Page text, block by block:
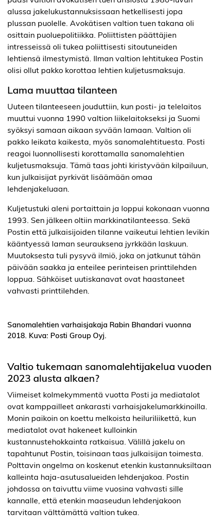
alussa jakelukustannuksissaan hetkellisesti jopa
plussan puolelle. Avokätisen valtion tuen takana oli
osittain puoluepolitiikka. Poliittisten päättäjien
intresseissä oli tukea poliittisesti sitoutuneiden
lehtiensä ilmestymistä. Ilman valtion lehtitukea Postin
olisi ollut pakko korottaa lehtien kuljetusmaksuja.
Lama muuttaa tilanteen
Uuteen tilanteeseen jouduttiin, kun posti- ja telelaitos
muuttui vuonna 1990 valtion liikelaitokseksi ja Suomi
syöksyi samaan aikaan syvään lamaan. Valtion oli
pakko leikata kaikesta, myös sanomalehtituesta. Posti
reagoi luonnollisesti korottamalla sanomalehtien
kuljetusmaksuja. Tämä taas johti kiristyvään kilpailuun,
kun julkaisijat pyrkivät lisäämään omaa
lehdenjakeluaan.
Kuljetustuki aleni portaittain ja loppui kokonaan vuonna
1993. Sen jälkeen oltiin markkinatilanteessa. Sekä
Postin että julkaisijoiden tilanne vaikeutui lehtien levikin
kääntyessä laman seurauksena jyrkkään laskuun.
Muutoksesta tuli pysyvä ilmiö, joka on jatkunut tähän
päivään saakka ja enteilee perinteisen printtilehden
loppua. Sähköiset uutiskanavat ovat haastaneet
vahvasti printtilehden.
Sanomalehtien varhaisjakaja Rabin Bhandari vuonna
2018. Kuva: Posti Group Oyj.
Valtio tukemaan sanomalehtijakelua vuoden
2023 alusta alkaen?
Viimeiset kolmekymmentä vuotta Posti ja mediatalot
ovat kamppailleet ankarasti varhaisjakelumarkkinoilla.
Monin paikoin on koettu melkoista heiluriliikettä, kun
mediatalot ovat hakeneet kulloinkin
kustannustehokkainta ratkaisua. Välillä jakelu on
tapahtunut Postin, toisinaan taas julkaisijan toimesta.
Polttavin ongelma on koskenut etenkin kustannuksiltaan
kalleinta haja-asutusalueiden lehdenjakoa. Postin
johdossa on taivuttu viime vuosina vahvasti sille
kannalle, että etenkin maaseudun lehdenjakoon
tarvitaan välttämättä valtion tukea.